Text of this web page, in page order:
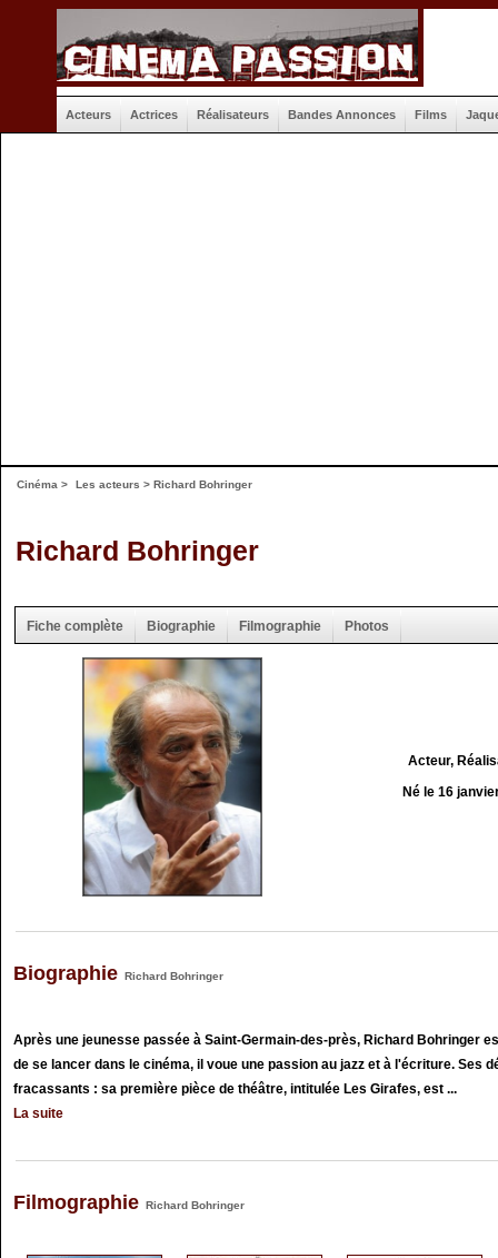
Acteurs Actrices Réalisateurs Bandes Annonces Films
Cinéma > Les acteurs > Richard Bohringer
Richard Bohringer
Fiche complète Biographie Filmographie Photos
Acteur,
Né le 16
Biographie Richard Bohringer
Après une jeunesse passée à Saint-Germain-des-près, Richard Bohringer
de se lancer dans le cinéma, il voue une passion au jazz et à l'écriture. Ses
fracassants : sa première pièce de théâtre, intitulée Les Girafes, est ...
La suite
Filmographie Richard Bohringer